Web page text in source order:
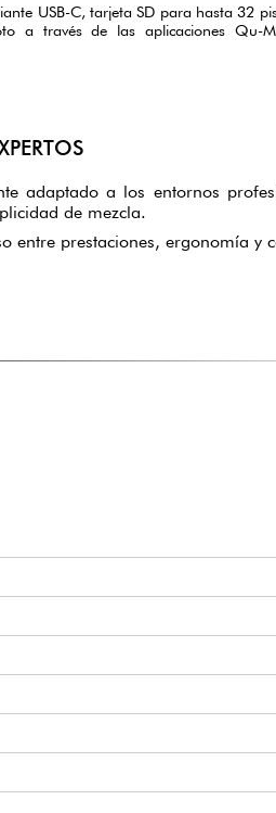
USB-C, tarjeta SD para hasta 32
a través de las aplicaciones Qu-
adaptado a los entornos
de mezcla.
entre prestaciones, ergonomía y